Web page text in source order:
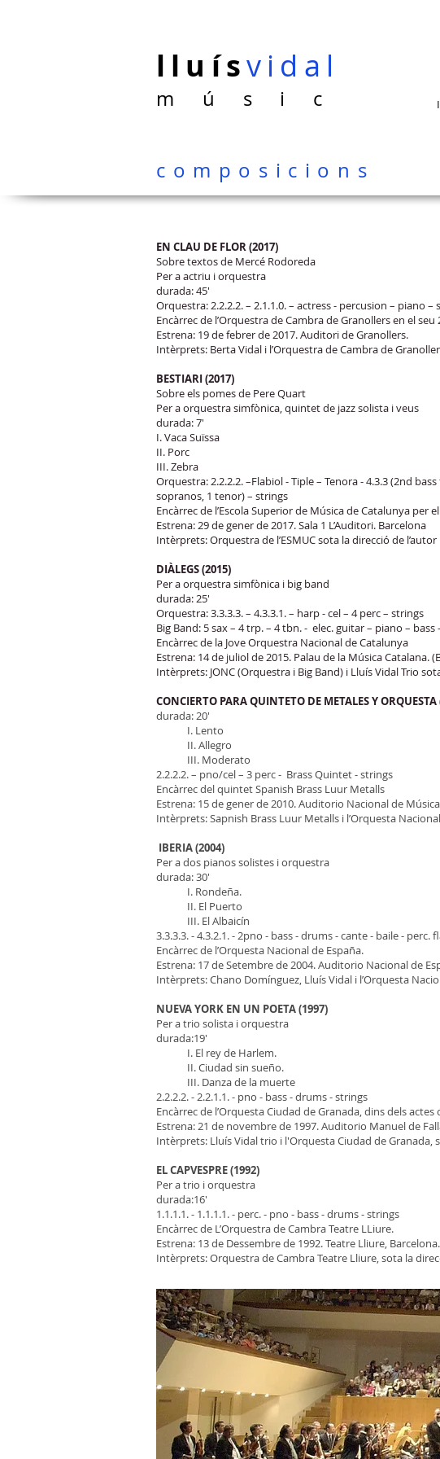
lluísvidal
m ú s i c
composicions
EN CLAU DE FLOR (2017)
Sobre textos de Mercé Rodoreda
Per a actriu i orquestra
durada: 45'
Orquestra: 2.2.2.2. – 2.1.1.0. – actress - percusion – piano –
Encàrrec de l’Orquestra de Cambra de Granollers en el seu
Estrena: 19 de febrer de 2017. Auditori de Granollers.
Intèrprets: Berta Vidal i l’Orquestra de Cambra de
BESTIARI (2017)
Sobre els pomes de Pere Quart
Per a orquestra simfònica, quintet de jazz solista i veus
durada: 7'
I. Vaca Suïssa
II. Porc
III. Zebra
Orquestra: 2.2.2.2. –Flabiol - Tiple – Tenora - 4.3.3 (2nd
sopranos, 1 tenor) – strings
Encàrrec de l’Escola Superior de Música de Catalunya per
Estrena: 29 de gener de 2017. Sala 1 L’Auditori. Barcelona
Intèrprets: Orquestra de l’ESMUC sota la direcció de l’autor
DIÀLEGS (2015)
Per a orquestra simfònica i big band
durada: 25'
Orquestra: 3.3.3.3. – 4.3.3.1. – harp - cel – 4 perc – strings
Big Band: 5 sax – 4 trp. – 4 tbn. - elec. guitar – piano – bass
Encàrrec de la Jove Orquestra Nacional de Catalunya
Estrena: 14 de juliol de 2015. Palau de la Música Catalana.
Intèrprets: JONC (Orquestra i Big Band) i Lluís Vidal Trio
CONCIERTO PARA QUINTETO DE METALES Y ORQUESTA
durada: 20'
I. Lento
II. Allegro
III. Moderato
2.2.2.2. – pno/cel – 3 perc - Brass Quintet - strings
Encàrrec del quintet Spanish Brass Luur Metalls
Estrena: 15 de gener de 2010. Auditorio Nacional de
Intèrprets: Sapnish Brass Luur Metalls i l’Orquesta
IBERIA (2004)
Per a dos pianos solistes i orquestra
durada: 30'
I. Rondeña.
II. El Puerto
III. El Albaicín
3.3.3.3. - 4.3.2.1. - 2pno - bass - drums - cante - baile - perc.
Encàrrec de l’Orquesta Nacional de España.
Estrena: 17 de Setembre de 2004. Auditorio Nacional de
Intèrprets: Chano Domínguez, Lluís Vidal i l’Orquesta
NUEVA YORK EN UN POETA (1997)
Per a trio solista i orquestra
durada:19'
I. El rey de Harlem.
II. Ciudad sin sueño.
III. Danza de la muerte
2.2.2.2. - 2.2.1.1. - pno - bass - drums - strings
Encàrrec de l’Orquesta Ciudad de Granada, dins dels
Estrena: 21 de novembre de 1997. Auditorio Manuel de
Intèrprets: Lluís Vidal trio i l'Orquesta Ciudad de Granada,
EL CAPVESPRE (1992)
Per a trio i orquestra
durada:16'
1.1.1.1. - 1.1.1.1. - perc. - pno - bass - drums - strings
Encàrrec de L’Orquestra de Cambra Teatre LLiure.
Estrena: 13 de Dessembre de 1992. Teatre Lliure, Barcelona.
Intèrprets: Orquestra de Cambra Teatre Lliure, sota la